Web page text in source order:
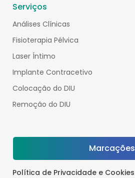
Serviços
Análises Clínicas
Fisioterapia Pélvica
Laser Íntimo
Implante Contracetivo
Colocação do DIU
Remoção do DIU
Marcações
Política de Privacidade e Cookies